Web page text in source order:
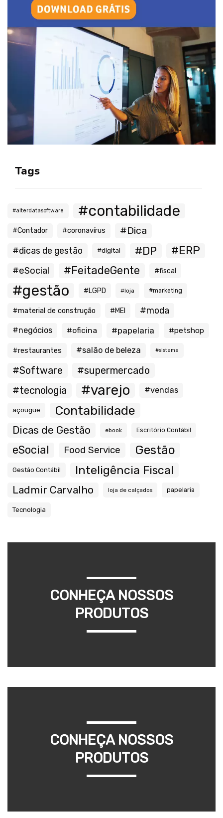
Tags
#alterdatasoftware #contabilidade
#Contador #coronavírus #Dica
#dicas de gestão #digital #DP #ERP
#eSocial #FeitadeGente #fiscal
#gestão #LGPD #loja #marketing
#material de construção #MEI #moda
#negócios #oficina #papelaria #petshop
#restaurantes #salão de beleza #sistema
#Software
#supermercado
#tecnologia
#varejo #vendas
açougue Contabilidade
Dicas de Gestão ebook Escritório Contábil
eSocial Food Service Gestão
Gestão Contábil Inteligência Fiscal
Ladmir Carvalho loja de calçados papelaria
Tecnologia
CONHEÇA NOSSOS
PRODUTOS
CONHEÇA NOSSOS
PRODUTOS